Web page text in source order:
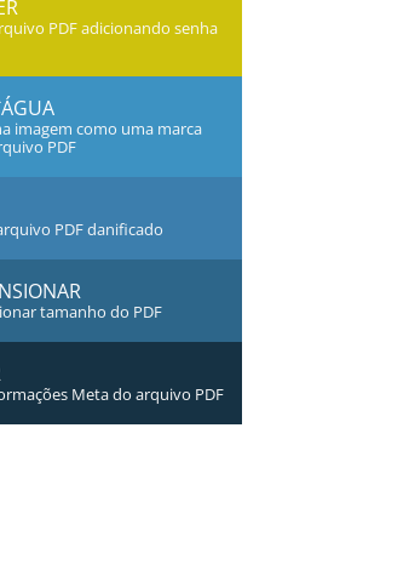
PDF adicionando senha
imagem como uma marca
PDF
PDF danificado
tamanho do PDF
Meta do arquivo PDF